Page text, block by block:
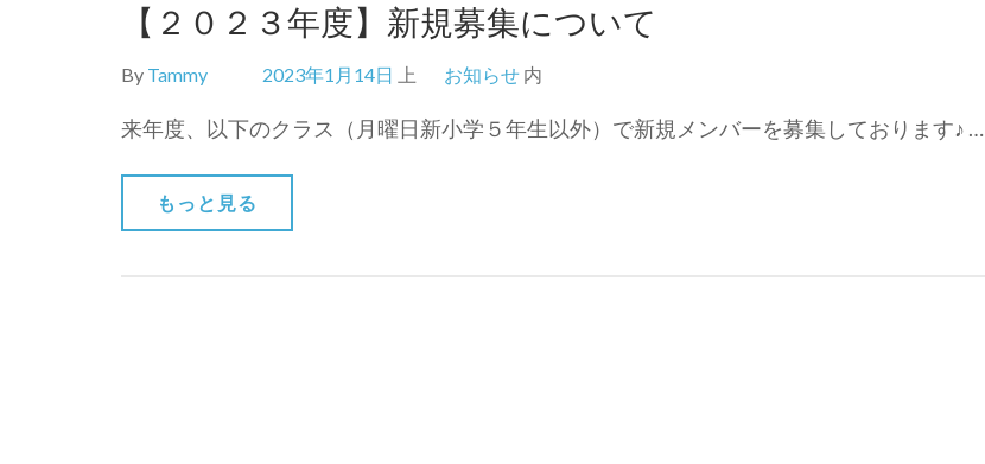
【２０２３年度】新規募集について
By Tammy 2023年1月14日 上 お知らせ 内
来年度、以下のクラス（月曜日新小学５年生以外）で新規メンバーを募集しております♪ …
もっと見る